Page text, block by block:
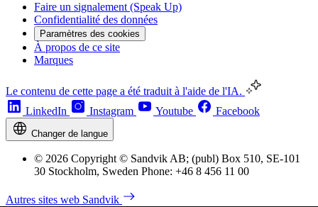
Faire un signalement (Speak Up)
Confidentialité des données
Paramètres des cookies
À propos de ce site
Marques
Le contenu de cette page a été traduit à l'aide de l'IA.
LinkedIn
Instagram Youtube Facebook
Changer de langue
© 2026 Copyright © Sandvik AB; (publ) Box 510, SE-101
30 Stockholm, Sweden Phone: +46 8 456 11 00
Autres sites web Sandvik